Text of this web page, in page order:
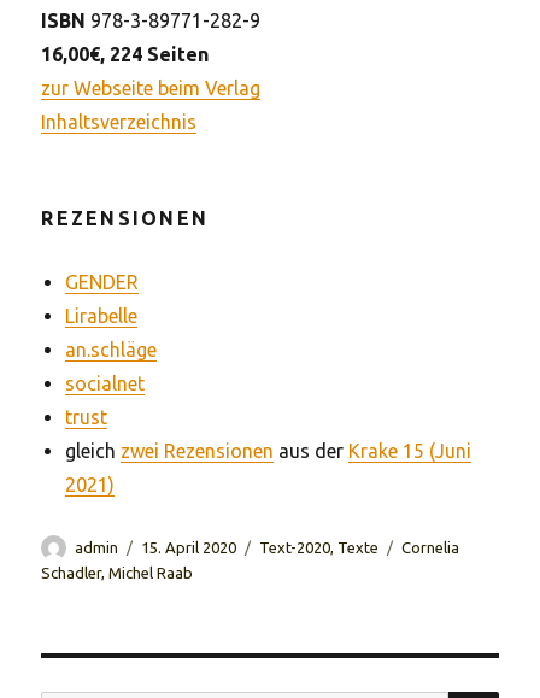
ISBN 978-3-89771-282-9
16,00€, 224 Seiten
zur Webseite beim Verlag
Inhaltsverzeichnis
REZENSIONEN
GENDER
Lirabelle
an.schläge
socialnet
trust
gleich zwei Rezensionen aus der Krake 15 (Juni
2021)
Autor
admin
Veröffentlicht
am
15. April 2020 Kategorien
Text-2020, Texte Schlagwörter
Cornelia
Schadler,Michel Raab